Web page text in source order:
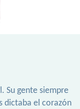
Su gente siempre
dictaba el corazón